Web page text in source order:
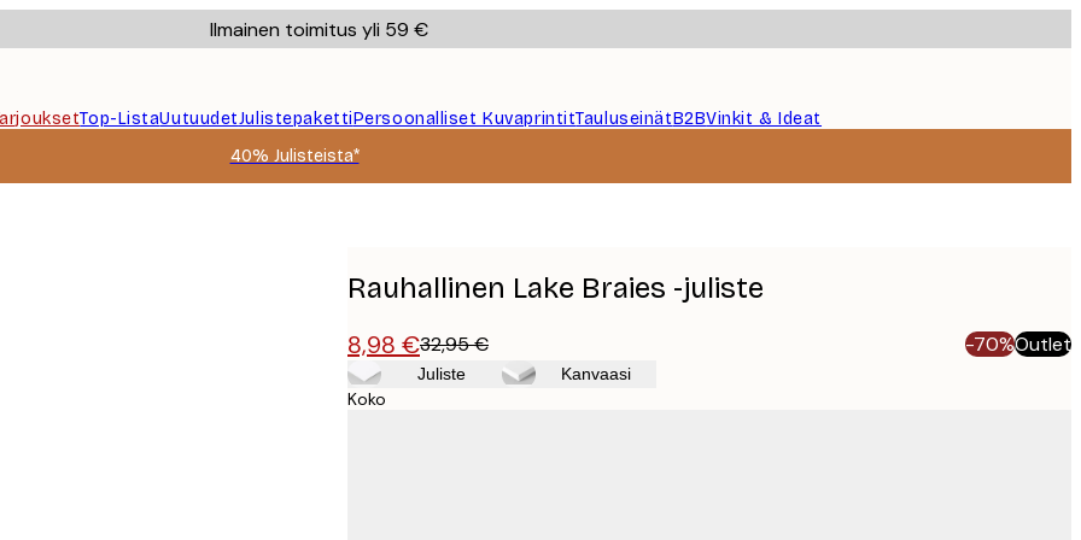
Ilmainen toimitus yli 59 €
Top-ListaUutuudetJulistepakettiPersoonalliset KuvaprintitTauluseinätB2BVinkit & Ideat
40% Julisteista*
Rauhallinen Lake Braies -juliste
8,98 €32,95 € -70%Outlet
Juliste Kanvaasi
Koko